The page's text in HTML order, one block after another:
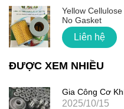
Yellow
No Gasket
Liên hệ
ĐƯỢC XEM NHIỀU
Gia Công Cơ
2025/10/15